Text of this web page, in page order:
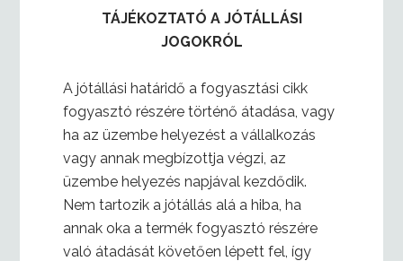
TÁJÉKOZTATÓ A JÓTÁLLÁSI
JOGOKRÓL
A jótállási határidő a fogyasztási cikk
fogyasztó részére történő átadása, vagy
ha az üzembe helyezést a vállalkozás
vagy annak megbízottja végzi, az
üzembe helyezés napjával kezdődik.
Nem tartozik a jótállás alá a hiba, ha
annak oka a termék fogyasztó részére
való átadását követően lépett fel, így